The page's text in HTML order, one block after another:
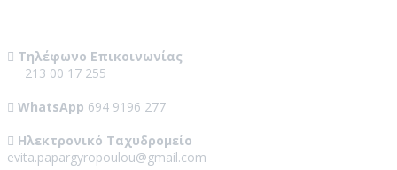
Τηλέφωνο Επικοινωνίας
213 00 17 255
WhatsApp 694 9196 277
Ηλεκτρονικό Ταχυδρομείο
evita.papargyropoulou@gmail.com